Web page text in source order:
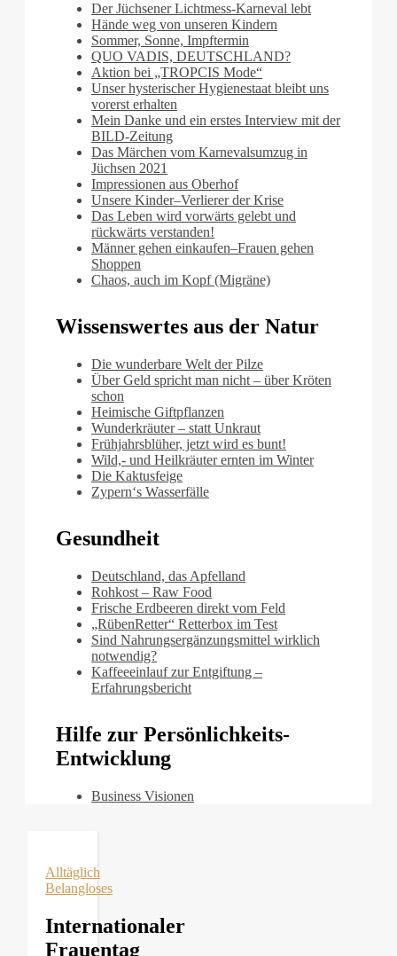
Der Jüchsener Lichtmess-Karneval lebt
Hände weg von unseren Kindern
Sommer, Sonne, Impftermin
QUO VADIS, DEUTSCHLAND?
Aktion bei „TROPCIS Mode“
Unser hysterischer Hygienestaat bleibt uns
vorerst erhalten
Mein Danke und ein erstes Interview mit der
BILD-Zeitung
Das Märchen vom Karnevalsumzug in
Jüchsen 2021
Impressionen aus Oberhof
Unsere Kinder–Verlierer der Krise
Das Leben wird vorwärts gelebt und
rückwärts verstanden!
Männer gehen einkaufen–Frauen gehen
Shoppen
Chaos, auch im Kopf (Migräne)
Wissenswertes aus der Natur
Die wunderbare Welt der Pilze
Über Geld spricht man nicht – über Kröten
schon
Heimische Giftpflanzen
Wunderkräuter – statt Unkraut
Frühjahrsblüher, jetzt wird es bunt!
Wild,- und Heilkräuter ernten im Winter
Die Kaktusfeige
Zypern‘s Wasserfälle
Gesundheit
Deutschland, das Apfelland
Rohkost – Raw Food
Frische Erdbeeren direkt vom Feld
„RübenRetter“ Retterbox im Test
Sind Nahrungsergänzungsmittel wirklich
notwendig?
Kaffeeeinlauf zur Entgiftung –
Erfahrungsbericht
Hilfe zur Persönlichkeits-
Entwicklung
Business Visionen
Alltäglich
Belangloses
Internationaler
Frauentag